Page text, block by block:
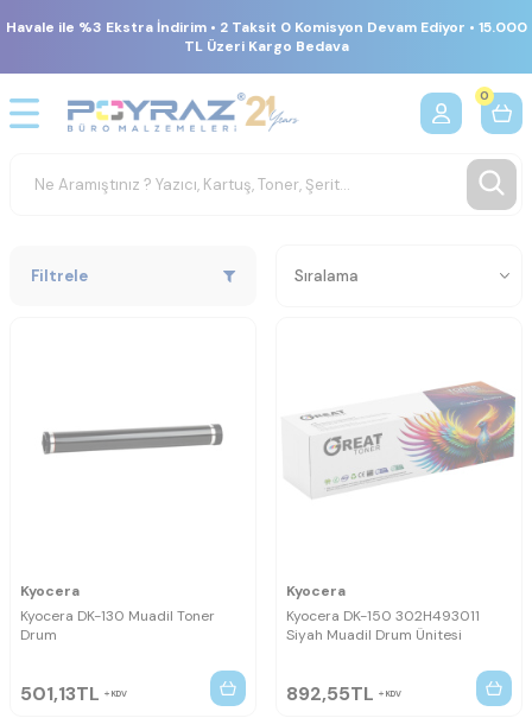
Havale ile %3 Ekstra İndirim • 2 Taksit 0 Komisyon Devam Ediyor • 15.000
TL Üzeri Kargo Bedava
0
Filtrele
Kyocera
Kyocera DK-130 Muadil Toner
Drum
501,13TL KDV
Kyocera
Kyocera DK-150 302H493011
Siyah Muadil Drum Ünitesi
892,55TL KDV